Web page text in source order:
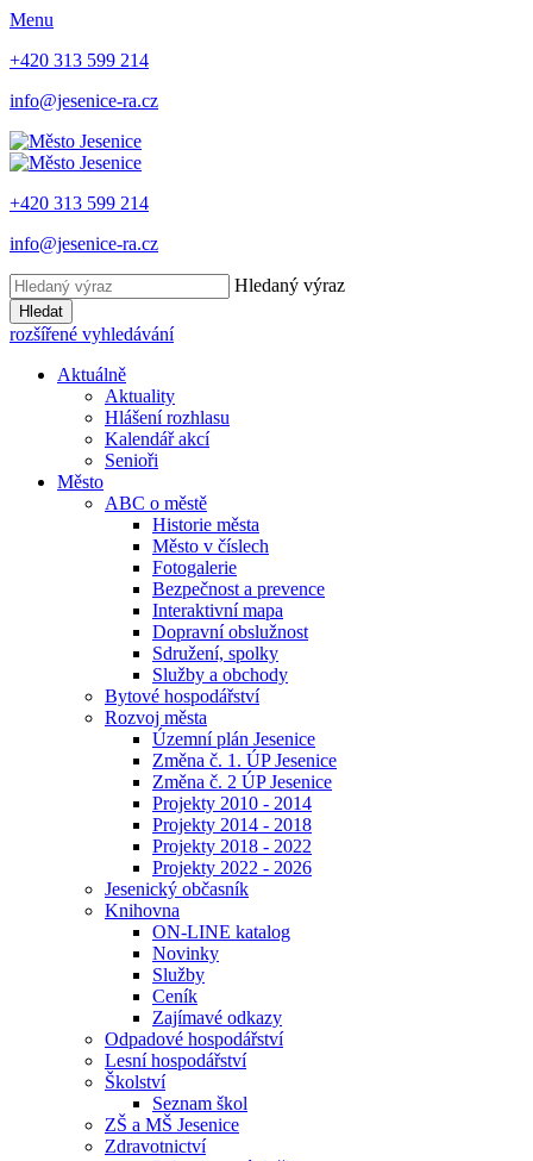
Menu
+420 313 599 214
info@jesenice-ra.cz
+420 313 599 214
info@jesenice-ra.cz
Hledaný výraz
Hledat
rozšířené vyhledávání
Aktuálně
Aktuality
Hlášení rozhlasu
Kalendář akcí
Senioři
Město
ABC o městě
Historie města
Město v číslech
Fotogalerie
Bezpečnost a prevence
Interaktivní mapa
Dopravní obslužnost
Sdružení, spolky
Služby a obchody
Bytové hospodářství
Rozvoj města
Územní plán Jesenice
Změna č. 1. ÚP Jesenice
Změna č. 2 ÚP Jesenice
Projekty 2010 - 2014
Projekty 2014 - 2018
Projekty 2018 - 2022
Projekty 2022 - 2026
Jesenický občasník
Knihovna
ON-LINE katalog
Novinky
Služby
Ceník
Zajímavé odkazy
Odpadové hospodářství
Lesní hospodářství
Školství
Seznam škol
ZŠ a MŠ Jesenice
Zdravotnictví